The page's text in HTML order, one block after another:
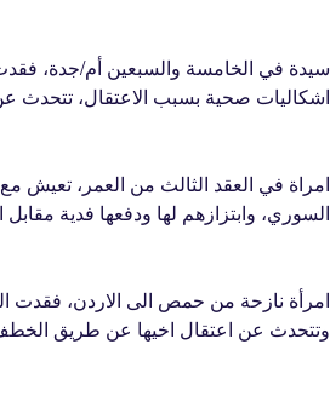
سيدة في الخامسة والسبعين أم/جدة، فقدت
اشكاليات صحية بسبب الاعتقال، تتحدث
امراة في العقد الثالث من العمر، تعيش
السوري، وابتزازهم لها ودفعها فدية
امرأة نازحة من حمص الى الاردن، فقدت
وتتحدث عن اعتقال اخيها عن طريق